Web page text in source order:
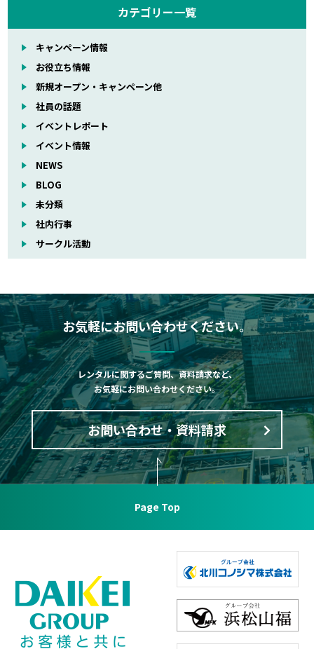
カテゴリー一覧
キャンペーン情報
お役立ち情報
新規オープン・キャンペーン他
社員の話題
イベントレポート
イベント情報
NEWS
BLOG
未分類
社内行事
サークル活動
お気軽にお問い合わせください。
レンタルに関するご質問、資料請求など、
お気軽にお問い合わせください。
お問い合わせ・資料請求
Page Top